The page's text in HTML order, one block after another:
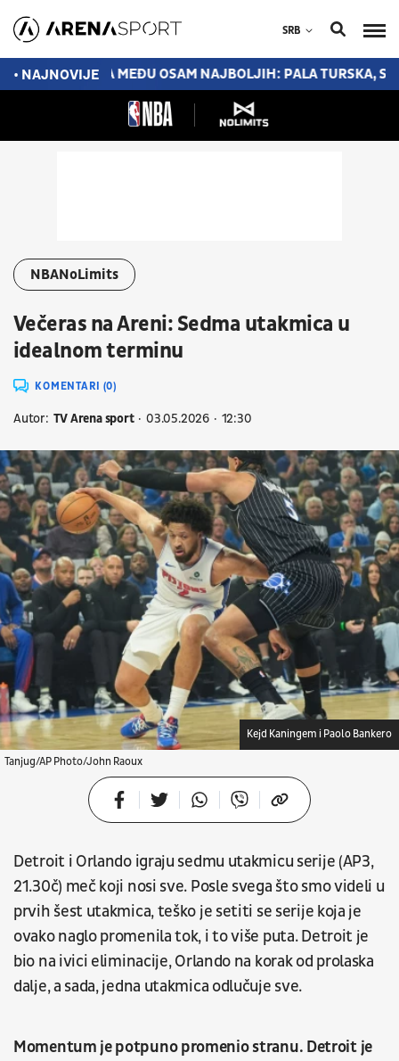
SRB
• NAJNOVIJE
SRBIJA MEĐU OSAM NAJBOLJIH: PALA TURSKA,
NBANoLimits
Večeras na Areni: Sedma utakmica u
idealnom terminu
KOMENTARI (0)
Autor: TV Arena sport 03.05.2026 12:30
Tanjug/AP Photo/John Raoux
Kejd Kaningem i Paolo Bankero
Detroit i Orlando igraju sedmu utakmicu serije (AP3,
21.30č) meč koji nosi sve. Posle svega što smo videli u
prvih šest utakmica, teško je setiti se serije koja je
ovako naglo promenila tok, i to više puta. Detroit je
bio na ivici eliminacije, Orlando na korak od prolaska
dalje, a sada, jedna utakmica odlučuje sve.
Momentum je potpuno promenio stranu. Detroit je